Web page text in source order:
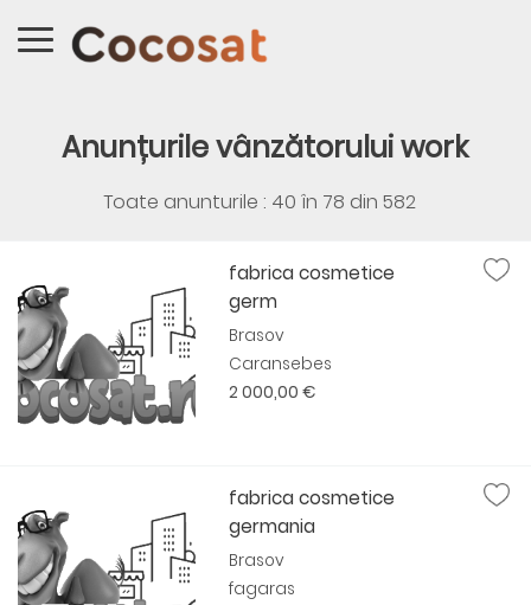
Anunțurile vânzătorului work
Toate anunturile : 40 în 78 din 582
fabrica cosmetice
germ
Brasov
Caransebes
2 000,00 €
fabrica cosmetice
germania
Brasov
fagaras